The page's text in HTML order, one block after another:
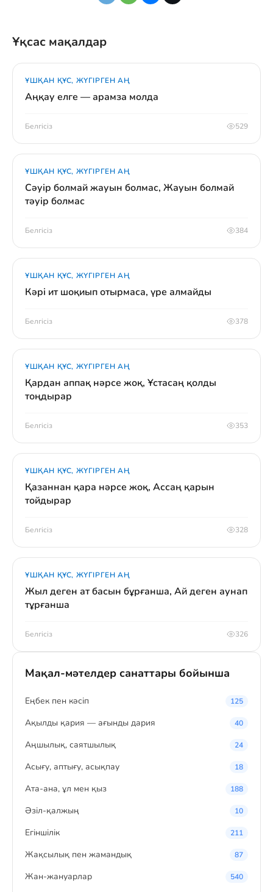
Ұқсас мақалдар
ҰШҚАН ҚҰС, ЖҮГІРГЕН АҢ
Аңқау елге — арамза молда
Белгісіз 529
ҰШҚАН ҚҰС, ЖҮГІРГЕН АҢ
Сәуір болмай жауын болмас, Жауын болмай
тәуір болмас
Белгісіз 384
ҰШҚАН ҚҰС, ЖҮГІРГЕН АҢ
Кәрі ит шоқиып отырмаса, үре алмайды
Белгісіз 378
ҰШҚАН ҚҰС, ЖҮГІРГЕН АҢ
Қардан аппақ нәрсе жоқ, Ұстасаң қолды
тоңдырар
Белгісіз 353
ҰШҚАН ҚҰС, ЖҮГІРГЕН АҢ
Қазаннан қара нәрсе жоқ, Ассаң қарын
тойдырар
Белгісіз 328
ҰШҚАН ҚҰС, ЖҮГІРГЕН АҢ
Жыл деген ат басын бұрғанша, Ай деген аунап
тұрғанша
Белгісіз 326
Мақал-мәтелдер санаттары бойынша
Eңбек пен кәсіп 125
Ақылды қария — ағынды дария 40
Аңшылық, саятшылық 24
Асығу, аптығу, асықпау 18
Ата-ана, ұл мен қыз 188
Әзіл-қалжың 10
Егіншілік 211
Жақсылық пен жамандық 87
Жан-жануарлар 540